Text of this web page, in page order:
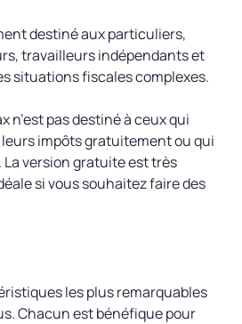
destiné aux particuliers,
travailleurs indépendants et
situations fiscales complexes.
n’est pas destiné à ceux qui
impôts gratuitement ou qui
version gratuite est très
si vous souhaitez faire des
les plus remarquables
Chacun est bénéfique pour